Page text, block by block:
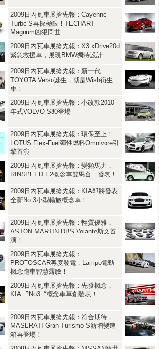
2009日內瓦車展搶先報：Cayenne
Turbo S再探極限！TECHART
Magnum凶狠問世
2009日內瓦車展搶先報：X3 xDrive20d
緊急救援車，展現BMW獨特設計
2009日內瓦車展搶先報：新一代
TOYOTA Verso誕生，就是Wish衍生
車！
2009日內瓦車展搶先報：小改款2010
年式VOLVO S80登場
2009日內瓦車展搶先報：環保至上！
LOTUS Flex-Fuel彈性燃料Omnivore引
擎首演
2009日內瓦車展搶先報：變頻馬力，
RINSPEED E2概念車雙馬合一發表！
2009日內瓦車展搶先報：KIA即將發表
全新No.3小型轎旅概念車！
2009日內瓦車展搶先報：輕質優雅，
ASTON MARTIN DBS Volante斯文首
演！
2009日內瓦車展搶先報：
PROTOSCAR再度發電，Lampo電動
概念跑車智慧露臉！
2009日內瓦車展搶先報：先發概念，
KIA 〝No3〞概念車草創發表！
2009日內瓦車展搶先報：符合期待，
MASERATI Gran Turismo S新增變速
箱再登場！